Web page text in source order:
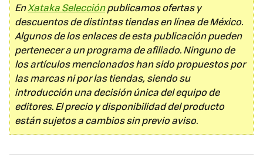
EnXataka Selecciónpublicamos ofertas y
descuentos de distintas tiendas en línea de México.
Algunos de los enlaces de esta publicación pueden
pertenecer a un programa de afiliado. Ninguno de
los artículos mencionados han sido propuestos por
las marcas ni por las tiendas, siendo su
introducción una decisión única del equipo de
editores. El precio y disponibilidad del producto
están sujetos a cambios sin previo aviso.